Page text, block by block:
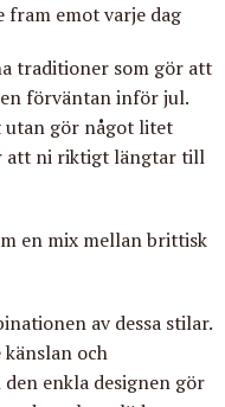
emot varje dag
traditioner som gör att
förväntan inför jul.
gör något litet
att ni riktigt längtar till
en mix mellan brittisk
av dessa stilar.
och
enkla designen gör